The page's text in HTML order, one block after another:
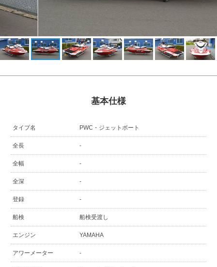
基本仕様
タイプ名 PWC・ジェットボート
全長 -
全幅 -
全深 -
登録 -
船検 船検受渡し
エンジン YAMAHA
アワーメーター -